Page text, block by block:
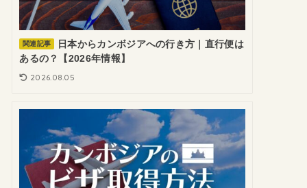
関連記事
日本からカンボジアへの行き方｜直行便は
あるの？【2026年情報】
2026.08.05